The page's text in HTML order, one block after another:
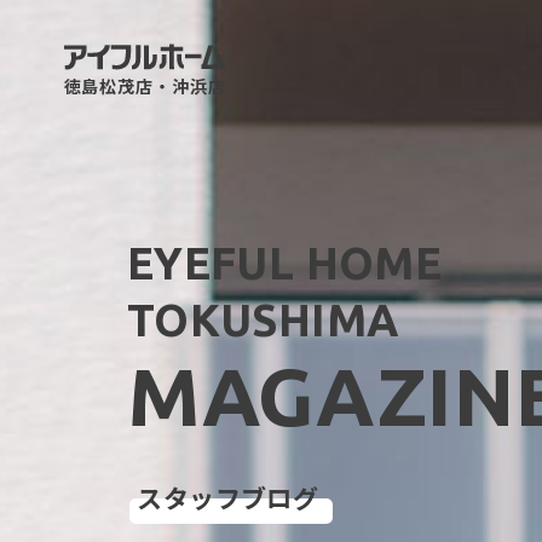
徳島松茂店・沖浜店
EYEFUL HOME
TOKUSHIMA
スタッフブログ